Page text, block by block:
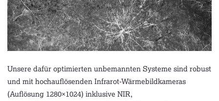
Unsere dafür optimierten unbemannten Systeme sind robust
und mit hochauflösenden Infrarot-Wärmebildkameras
(Auflösung 1280×1024) inklusive NIR,